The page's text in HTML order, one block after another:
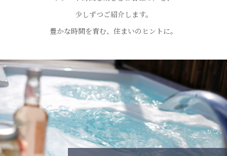
少しずつご紹介します。
豊かな時間を育む、住まいのヒントに。